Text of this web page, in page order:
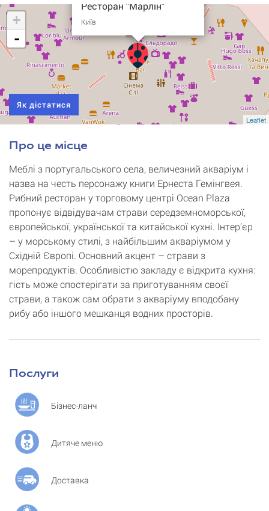
Ресторан "Марлін"
Київ
+
-
Leaflet
Як дістатися
Про це місце
Меблі з португальського села, величезний акваріум і
назва на честь персонажу книги Ернеста Гемінгвея.
Рибний ресторан у торговому центрі Ocean Plaza
пропонує відвідувачам страви середземноморської,
європейської, української та китайської кухні. Інтер’єр
– у морському стилі, з найбільшим акваріумом у
Східній Європі. Основний акцент – страви з
морепродуктів. Особливістю закладу є відкрита кухня:
гість може спостерігати за приготуванням своєї
страви, а також сам обрати з акваріуму вподобану
рибу або іншого мешканця водних просторів.
Послуги
Бізнес-ланч
Дитяче меню
Доставка